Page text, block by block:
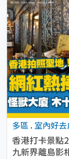
多區 . 室內好
香港打卡景點
九新界離島影